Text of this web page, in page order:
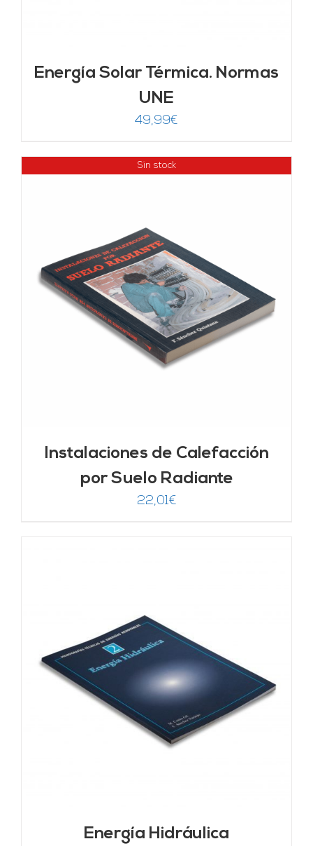
Energía Solar Térmica. Normas
UNE
49,99€
Sin stock
Instalaciones de Calefacción
por Suelo Radiante
22,01€
Energía Hidráulica